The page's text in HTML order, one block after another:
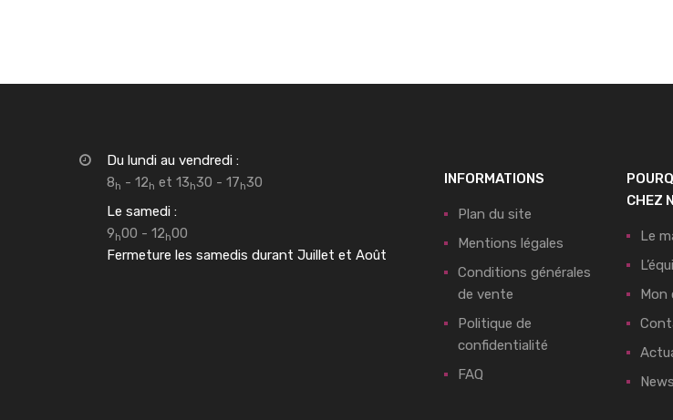
Du lundi au vendredi :
8h - 12h et 13h30 - 17h30
Le samedi :
9h00 - 12h00
Fermeture les samedis durant Juillet et Août
INFORMATIONS
Plan du site
Mentions légales
Conditions générales
de vente
Politique de
confidentialité
FAQ
CHEZ
Le
Mon